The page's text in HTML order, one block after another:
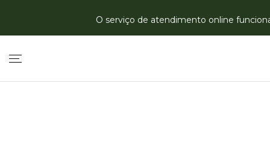
O serviço de atendimento online